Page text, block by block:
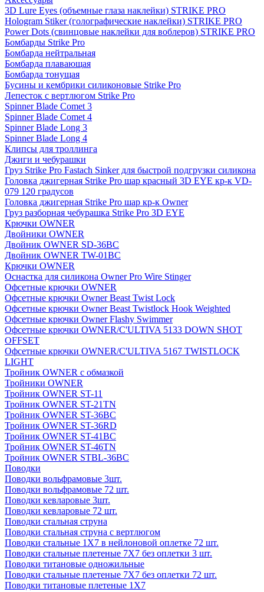
3D Lure Eyes (объемные глаза наклейки) STRIKE PRO
Hologram Stiker (голографические наклейки) STRIKE PRO
Power Dots (свинцовые наклейки для воблеров) STRIKE PRO
Бомбарды Strike Pro
Бомбарда нейтральная
Бомбарда плавающая
Бомбарда тонущая
Бусины и кембрики силиконовые Strike Pro
Лепесток с вертлюгом Strike Pro
Spinner Blade Comet 3
Spinner Blade Comet 4
Spinner Blade Long 3
Spinner Blade Long 4
Клипсы для троллинга
Джиги и чебурашки
Груз Strike Pro Fastach Sinker для быстрой подгрузки силикона
Головка джигерная Strike Pro шар красный 3D EYE кр-к VD-
079 120 градусов
Головка джигерная Strike Pro шар кр-к Owner
Груз разборная чебурашка Strike Pro 3D EYE
Крючки OWNER
Двойники OWNER
Двойник OWNER SD-36BC
Двойник OWNER TW-01BC
Крючки OWNER
Оснастка для силикона Owner Pro Wire Stinger
Офсетные крючки OWNER
Офсетные крючки Owner Beast Twist Lock
Офсетные крючки Owner Beast Twistlock Hook Weighted
Офсетные крючки Owner Flashy Swimmer
Офсетные крючки OWNER/C'ULTIVA 5133 DOWN SHOT
OFFSET
Офсетные крючки OWNER/C'ULTIVA 5167 TWISTLOCK
LIGHT
Тройник OWNER с обмазкой
Тройники OWNER
Тройник OWNER ST-11
Тройник OWNER ST-21TN
Тройник OWNER ST-36BC
Тройник OWNER ST-36RD
Тройник OWNER ST-41BC
Тройник OWNER ST-46TN
Тройник OWNER STBL-36BC
Поводки
Поводки вольфрамовые 3шт.
Поводки вольфрамовые 72 шт.
Поводки кевларовые 3шт.
Поводки кевларовые 72 шт.
Поводки стальная струна
Поводки стальная струна с вертлюгом
Поводки стальные 1X7 в нейлоновой оплетке 72 шт.
Поводки стальные плетеные 7X7 без оплетки 3 шт.
Поводки титановые одножильные
Поводки стальные плетеные 7X7 без оплетки 72 шт.
Поводки титановые плетеные 1X7